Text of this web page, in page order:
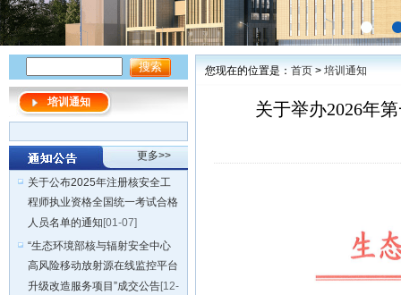
您现在的位置是： 首页 > 培训通知
关于举办2026年
培训通知
更多>>
关于公布2025年注册核安全工
程师执业资格全国统一考试合格
人员名单的通知 [01-07]
“生态环境部核与辐射安全中心
高风险移动放射源在线监控平台
升级改造服务项目”成交公告[12-